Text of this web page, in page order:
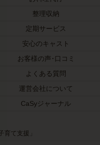
整理収納
定期サービス
安心のキャスト
お客様の声･口コミ
よくある質問
運営会社について
CaSyジャーナル
育て支援」